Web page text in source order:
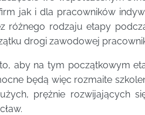
jak i dla pracowników
różnego rodzaju etapy
drogi zawodowej
aby na tym początkowym
będą więc rozmaite
prężnie rozwijających